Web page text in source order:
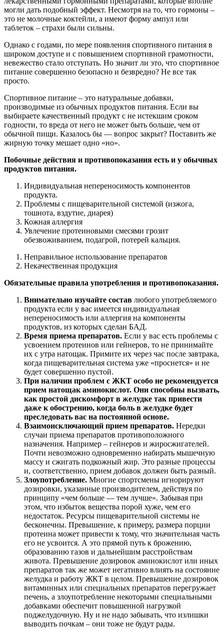
могли дать подобный эффект. Несмотря на то, что гормоны –
это не молочные коктейли, а имеют форму ампул или
таблеток – страхи были сильны.
Однако с годами, по мере появления спортивного питания в
широком доступе и с повышением спортивной грамотности,
невежество стало отступать. Но значит ли это, что спортивное
питание совершенно безопасно и безвредно? Не все так
просто.
Спортивное питание – это натуральные добавки,
производимые из обычных продуктов питания. Если вы
выбираете качественный продукт с не истекшим сроком
годности, то вреда от него не может быть больше, чем от
обычной пищи. Казалось бы — вопрос закрыт? Поставить же
жирную точку мешает одно «но».
Побочные действия и противопоказания есть и у обычных
продуктов питания.
Индивидуальная непереносимость компонентов
продукта.
Проблемы с пищеварительной системой (изжога,
тошнота, вздутие, диарея)
Кожная аллергия
Увлечение протеиновыми смесями грозит
обезвоживанием, подагрой, потерей кальция.
Неправильное использование препаратов
Некачественная продукция
Обязательные правила употребления и противопоказания.
Внимательно изучайте состав любого употребляемого
продукта если у вас имеется индивидуальная
непереносимость или аллергия на компоненты
продуктов, из которых сделан БАД.
Время приема препаратов. Если у вас есть проблемы с
усвоением протеинов или гейнеров, то не принимайте
их с утра натощак. Примите их через час после завтрака,
когда пищеварительная система уже «проснется» и не
будет совершенно пустой.
При наличии проблем с ЖКТ особо не рекомендуется
прием натощак аминокислот. Они способны вызвать,
как простой дискомфорт в желудке так привести
даже к обострению, когда боль в желудке будет
преследовать вас на постоянной основе.
Взаимоисключающий прием препаратов. Нередки
случаи приема препаратов противоположного
назначения. Например – гейнеров и жиросжигателей.
Почти невозможно одновременно набирать мышечную
массу и сжигать подкожный жир. Это разные процессы
и, соответственно, прием добавок должен быть разный.
Злоупотребление. Многие спортсмены игнорируют
дозировки, указанные производителем, действуя по
принципу «чем больше — тем лучше». Забывая при
этом, что избыток вещества порой хуже, чем его
недостаток. Ресурсы пищеварительной системы не
бесконечны. Превышение, к примеру, размера порции
протеина может привести к тому, что значительная часть
его не усвоится. А это прямой путь к брожению,
образованию газов и дальнейшим расстройствам
живота. Превышение дозировок аминокислот или иных
препаратов так же может негативно влиять на состояние
желудка и работу ЖКТ в целом. Превышение дозировок
витаминных или специальных препаратов перегружает
печень, а злоупотребление некоторыми специальными
добавками обеспечит повышенной нагрузкой
поджелудочную. Ну и не надо забывать, что излишки
выводить почкам – они тоже не будут рады.